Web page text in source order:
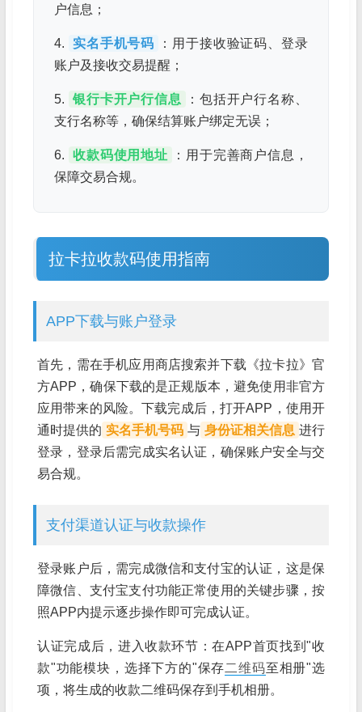
户信息；
4. 实名手机号码
：用于接收验证码、登录
账户及接收交易提醒；
5. 银行卡开户行信息
：包括开户行名称、
支行名称等，确保结算账户绑定无误；
6. 收款码使用地址
：用于完善商户信息，
保障交易合规。
拉卡拉收款码使用指南
APP下载与账户登录
首先，需在手机应用商店搜索并下载《拉卡拉》官
方APP，确保下载的是正规版本，避免使用非官方
应用带来的风险。下载完成后，打开APP，使用开
通时提供的 实名手机号码 与 身份证相关信息 进行
登录，登录后需完成实名认证，确保账户安全与交
易合规。
支付渠道认证与收款操作
登录账户后，需完成微信和支付宝的认证，这是保
障微信、支付宝支付功能正常使用的关键步骤，按
照APP内提示逐步操作即可完成认证。
认证完成后，进入收款环节：在APP首页找到"收
款"功能模块，选择下方的"保存二维码至相册"选
项，将生成的收款二维码保存到手机相册。